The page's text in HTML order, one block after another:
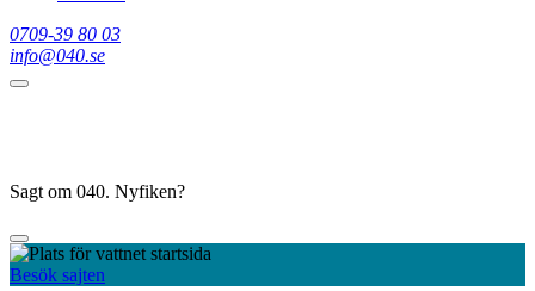
0709-39 80 03
info@040.se
Sagt om 040. Nyfiken?
Besök sajten